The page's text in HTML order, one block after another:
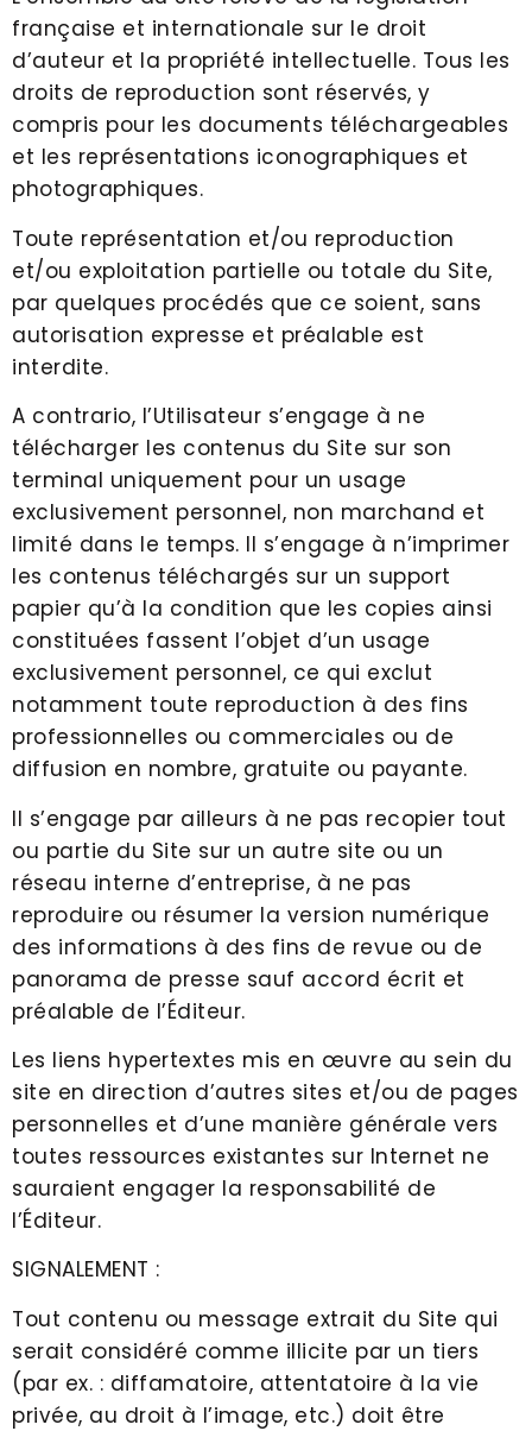
française et internationale sur le droit
d’auteur et la propriété intellectuelle. Tous les
droits de reproduction sont réservés, y
compris pour les documents téléchargeables
et les représentations iconographiques et
photographiques.
Toute représentation et/ou reproduction
et/ou exploitation partielle ou totale du Site,
par quelques procédés que ce soient, sans
autorisation expresse et préalable est
interdite.
A contrario, l’Utilisateur s’engage à ne
télécharger les contenus du Site sur son
terminal uniquement pour un usage
exclusivement personnel, non marchand et
limité dans le temps. Il s’engage à n’imprimer
les contenus téléchargés sur un support
papier qu’à la condition que les copies ainsi
constituées fassent l’objet d’un usage
exclusivement personnel, ce qui exclut
notamment toute reproduction à des fins
professionnelles ou commerciales ou de
diffusion en nombre, gratuite ou payante.
Il s’engage par ailleurs à ne pas recopier tout
ou partie du Site sur un autre site ou un
réseau interne d’entreprise, à ne pas
reproduire ou résumer la version numérique
des informations à des fins de revue ou de
panorama de presse sauf accord écrit et
préalable de l’Éditeur.
Les liens hypertextes mis en œuvre au sein du
site en direction d’autres sites et/ou de pages
personnelles et d’une manière générale vers
toutes ressources existantes sur Internet ne
sauraient engager la responsabilité de
l’Éditeur.
SIGNALEMENT :
Tout contenu ou message extrait du Site qui
serait considéré comme illicite par un tiers
(par ex. : diffamatoire, attentatoire à la vie
privée, au droit à l’image, etc.) doit être